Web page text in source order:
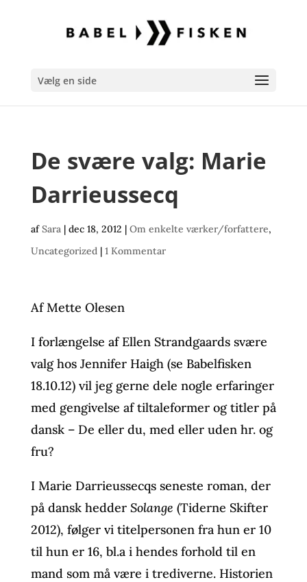
Vælg en side
De svære valg: Marie
Darrieussecq
afSara| dec 18, 2012 | Om enkelte værker/forfattere,
Uncategorized| 1 Kommentar
Af Mette Olesen
I forlængelse af Ellen Strandgaards svære
valg hos Jennifer Haigh (se Babelfisken
18.10.12) vil jeg gerne dele nogle erfaringer
med gengivelse af tiltaleformer og titler på
dansk – De eller du, med eller uden hr. og
fru?
I Marie Darrieussecqs seneste roman, der
på dansk hedder Solange (Tiderne Skifter
2012), følger vi titelpersonen fra hun er 10
til hun er 16, bl.a i hendes forhold til en
mand som må være i trediverne. Historien